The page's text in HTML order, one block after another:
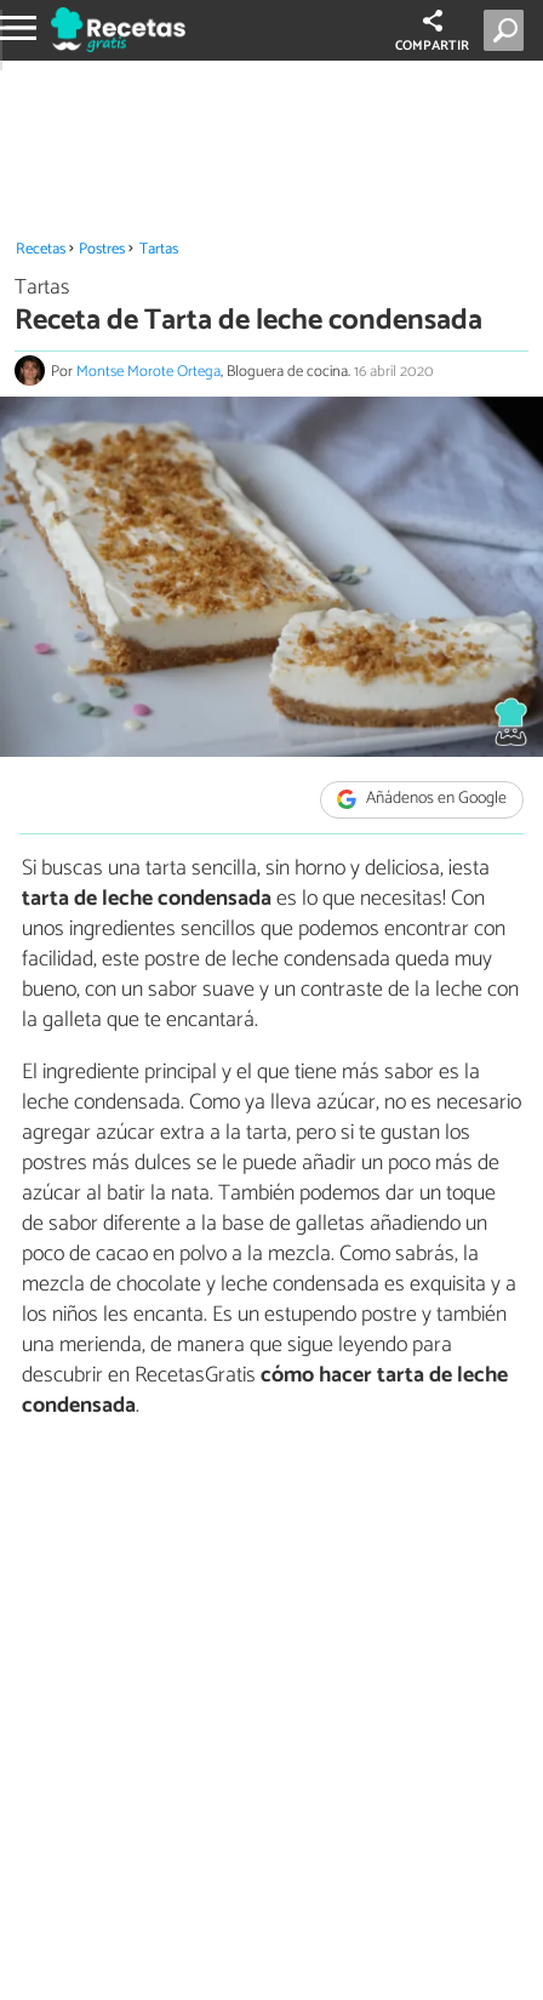
COMPARTIR
Recetas Postres Tartas
Tartas
Receta de Tarta de leche condensada
PorMontse Morote Ortega, Bloguera de cocina.16 abril 2020
Añádenos en Google
Si buscas una tarta sencilla, sin horno y deliciosa, ¡esta
tarta de leche condensadaes lo que necesitas! Con
unos ingredientes sencillos que podemos encontrar con
facilidad, este postre de leche condensada queda muy
bueno, con un sabor suave y un contraste de la leche con
la galleta que te encantará.
El ingrediente principal y el que tiene más sabor es la
leche condensada. Como ya lleva azúcar, no es necesario
agregar azúcar extra a la tarta, pero si te gustan los
postres más dulces se le puede añadir un poco más de
azúcar al batir la nata. También podemos dar un toque
de sabor diferente a la base de galletas añadiendo un
poco de cacao en polvo a la mezcla. Como sabrás, la
mezcla de chocolate y leche condensada es exquisita y a
los niños les encanta. Es un estupendo postre y también
una merienda, de manera que sigue leyendo para
descubrir en RecetasGratiscómo hacer tarta de leche
condensada.